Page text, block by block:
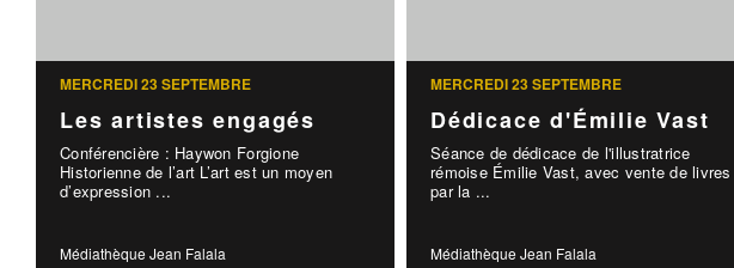
MERCREDI 23 SEPTEMBRE
Les artistes engagés
Conférencière : Haywon Forgione
Historienne de l’art L’art est un moyen
d’expression ...
Médiathèque Jean Falala
MERCREDI 23 SEPTEMBRE
Dédicace d'Émilie Vast
Séance de dédicace de l'illustratrice
rémoise Émilie Vast, avec vente de livres
par la ...
Médiathèque Jean Falala